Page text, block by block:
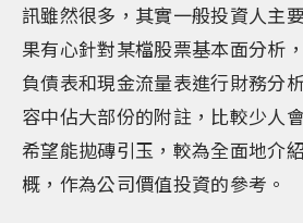
訊雖然很多，其實一般投資人主
果有心針對某檔股票基本面分析
負債表和現金流量表進行財務分
容中佔大部份的附註，比較少人
希望能拋磚引玉，較為全面地介
概，作為公司價值投資的參考。